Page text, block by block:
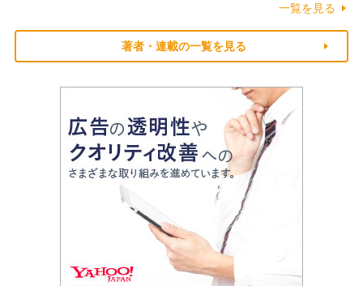
一覧を見る
著者・連載の一覧を見る